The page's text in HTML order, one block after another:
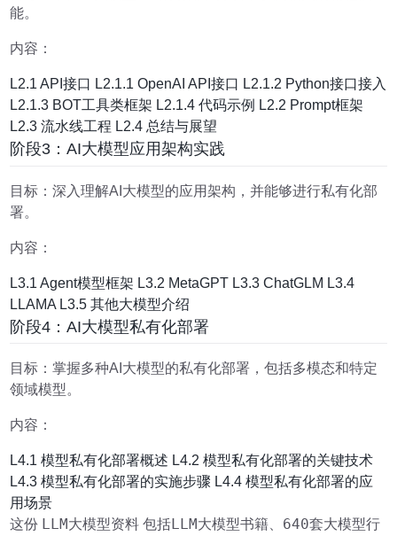
能。
内容：
L2.1 API接口 L2.1.1 OpenAI API接口 L2.1.2 Python接口接入
L2.1.3 BOT工具类框架 L2.1.4 代码示例 L2.2 Prompt框架
L2.3 流水线工程 L2.4 总结与展望
阶段3：AI大模型应用架构实践
目标：深入理解AI大模型的应用架构，并能够进行私有化部
署。
内容：
L3.1 Agent模型框架 L3.2 MetaGPT L3.3 ChatGLM L3.4
LLAMA L3.5 其他大模型介绍
阶段4：AI大模型私有化部署
目标：掌握多种AI大模型的私有化部署，包括多模态和特定
领域模型。
内容：
L4.1 模型私有化部署概述 L4.2 模型私有化部署的关键技术
L4.3 模型私有化部署的实施步骤 L4.4 模型私有化部署的应
用场景
这份 LLM大模型资料 包括LLM大模型书籍、640套大模型行